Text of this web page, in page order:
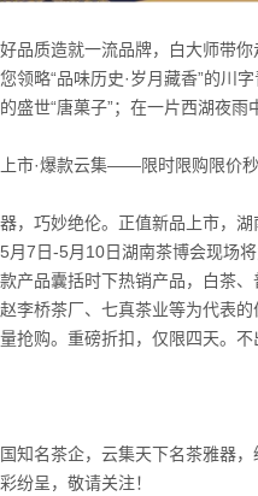
品质造就一流品牌，白大师带
领略“品味历史·岁月藏香”的川
盛世“唐菓子”；在一片西湖夜
上市·爆款云集——限时限购限价秒
，巧妙绝伦。正值新品上市，
月7日-5月10日湖南茶博会现场
产品囊括时下热销产品，白茶
李桥茶厂、七真茶业等为代表
抢购。重磅折扣，仅限四天。
知名茶企，云集天下名茶雅器
纷呈，敬请关注！